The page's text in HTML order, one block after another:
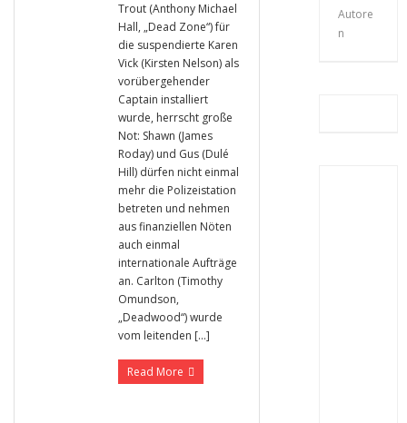
Trout (Anthony Michael
Hall, „Dead Zone“) für
die suspendierte Karen
Vick (Kirsten Nelson) als
vorübergehender
Captain installiert
wurde, herrscht große
Not: Shawn (James
Roday) und Gus (Dulé
Hill) dürfen nicht einmal
mehr die Polizeistation
betreten und nehmen
aus finanziellen Nöten
auch einmal
internationale Aufträge
an. Carlton (Timothy
Omundson,
„Deadwood“) wurde
vom leitenden […]
Read More
Autore
n